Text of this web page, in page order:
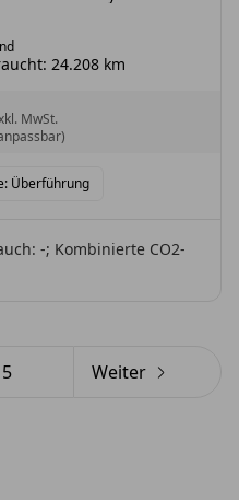
24.208 km
MwSt.
Überführung
-; Kombinierte CO2-
5 Weiter